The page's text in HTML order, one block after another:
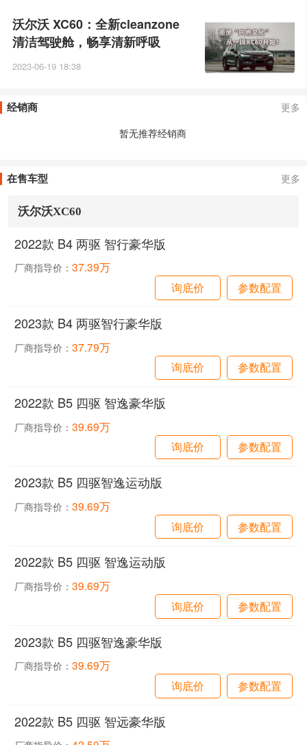
沃尔沃 XC60：全新cleanzone
清洁驾驶舱，畅享清新呼吸
2023-06-19 18:38
经销商
更多
暂无推荐经销商
在售车型 更多
沃尔沃XC60
2022款 B4 两驱 智行豪华版
厂商指导价：37.39万
询底价
参数配置
2023款 B4 两驱智行豪华版
厂商指导价：37.79万
询底价
参数配置
2022款 B5 四驱 智逸豪华版
厂商指导价：39.69万
询底价
参数配置
2023款 B5 四驱智逸运动版
厂商指导价：39.69万
询底价
参数配置
2022款 B5 四驱 智逸运动版
厂商指导价：39.69万
询底价
参数配置
2023款 B5 四驱智逸豪华版
厂商指导价：39.69万
询底价
参数配置
2022款 B5 四驱 智远豪华版